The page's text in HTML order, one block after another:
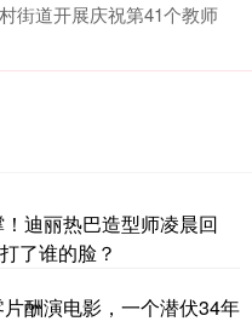
街道开展庆祝第41个教师
迪丽热巴造型师凌晨回
了谁的脸？
酬演电影，一个潜伏34年